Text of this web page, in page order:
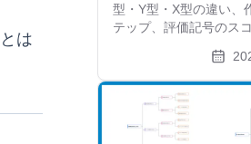
は
底解説
型・Y型・X型の違い、
テップ、評価記号のス
せ活用と無料ツールも